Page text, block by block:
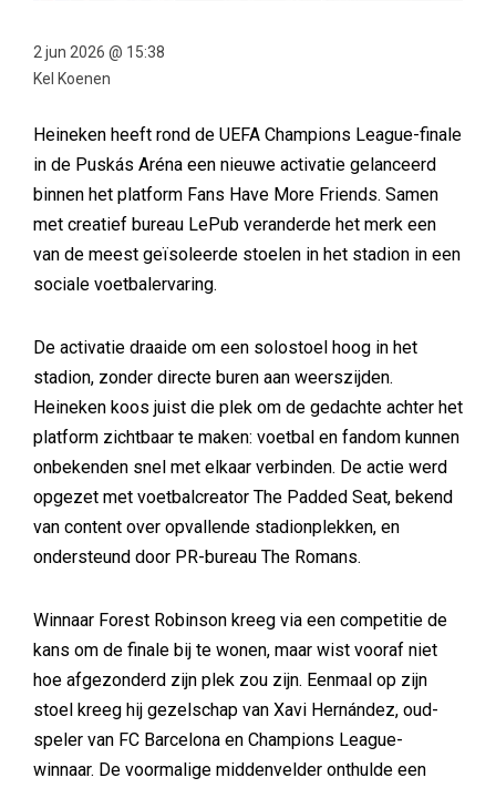
2 jun 2026 @ 15:38
Kel Koenen
Heineken heeft rond de UEFA Champions League-finale
in de Puskás Aréna een nieuwe activatie gelanceerd
binnen het platform Fans Have More Friends. Samen
met creatief bureau LePub veranderde het merk een
van de meest geïsoleerde stoelen in het stadion in een
sociale voetbalervaring.
De activatie draaide om een solostoel hoog in het
stadion, zonder directe buren aan weerszijden.
Heineken koos juist die plek om de gedachte achter het
platform zichtbaar te maken: voetbal en fandom kunnen
onbekenden snel met elkaar verbinden. De actie werd
opgezet met voetbalcreator The Padded Seat, bekend
van content over opvallende stadionplekken, en
ondersteund door PR-bureau The Romans.
Winnaar Forest Robinson kreeg via een competitie de
kans om de finale bij te wonen, maar wist vooraf niet
hoe afgezonderd zijn plek zou zijn. Eenmaal op zijn
stoel kreeg hij gezelschap van Xavi Hernández, oud-
speler van FC Barcelona en Champions League-
winnaar. De voormalige middenvelder onthulde een